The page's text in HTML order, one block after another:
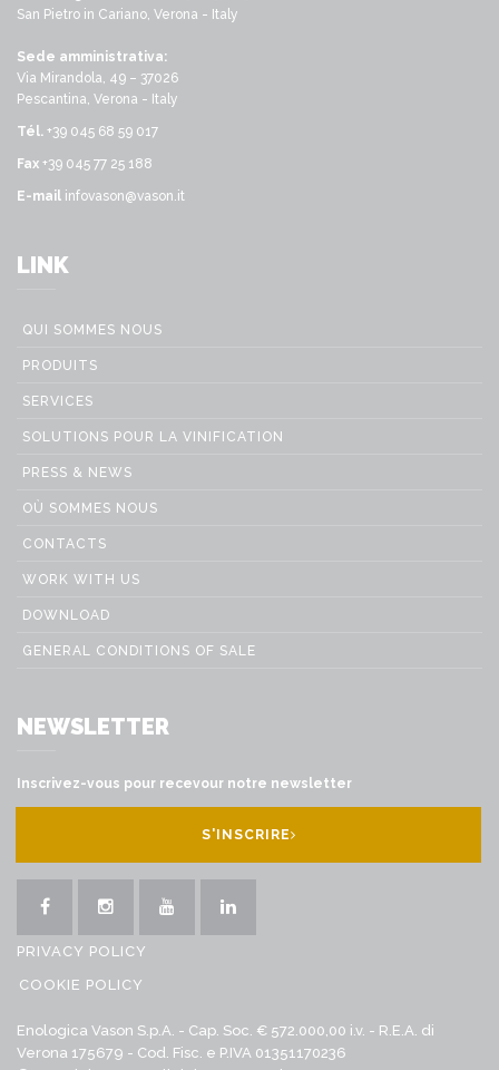
San Pietro in Cariano, Verona - Italy
Sede amministrativa:
Via Mirandola, 49 – 37026
Pescantina, Verona - Italy
Tél. +39 045 68 59 017
Fax +39 045 77 25 188
E-mail infovason@vason.it
LINK
QUI SOMMES NOUS
PRODUITS
SERVICES
SOLUTIONS POUR LA VINIFICATION
PRESS & NEWS
OÙ SOMMES NOUS
CONTACTS
WORK WITH US
DOWNLOAD
GENERAL CONDITIONS OF SALE
NEWSLETTER
Inscrivez-vous pour recevour notre newsletter
S'INSCRIRE
PRIVACY POLICY
COOKIE POLICY
Enologica Vason S.p.A. - Cap. Soc. € 572.000,00 i.v. - R.E.A. di
Verona 175679 - Cod. Fisc. e P.IVA 01351170236